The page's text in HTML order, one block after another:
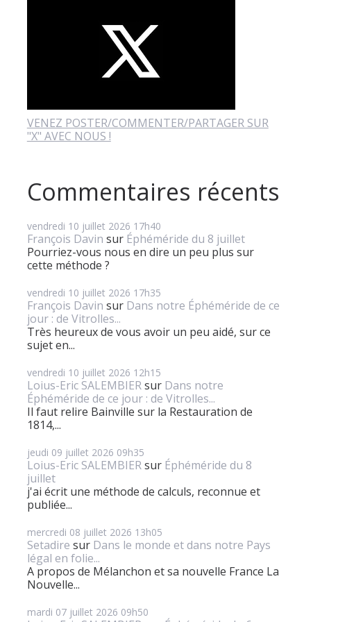
VENEZ POSTER/COMMENTER/PARTAGER SUR
"X" AVEC NOUS !
Commentaires récents
vendredi 10 juillet 2026 17h40
François Davin sur Éphéméride du 8 juillet
Pourriez-vous nous en dire un peu plus sur
cette méthode ?
vendredi 10 juillet 2026 17h35
François Davin sur Dans notre Éphéméride de ce
jour : de Vitrolles...
Très heureux de vous avoir un peu aidé, sur ce
sujet en...
vendredi 10 juillet 2026 12h15
Loius-Eric SALEMBIERsur Dans notre
Éphéméride de ce jour : de Vitrolles...
Il faut relire Bainville sur la Restauration de
1814,...
jeudi 09 juillet 2026 09h35
Loius-Eric SALEMBIERsur Éphéméride du 8
juillet
j'ai écrit une méthode de calculs, reconnue et
publiée...
mercredi 08 juillet 2026 13h05
Setadire sur Dans le monde et dans notre Pays
légal en folie...
A propos de Mélanchon et sa nouvelle France La
Nouvelle...
mardi 07 juillet 2026 09h50